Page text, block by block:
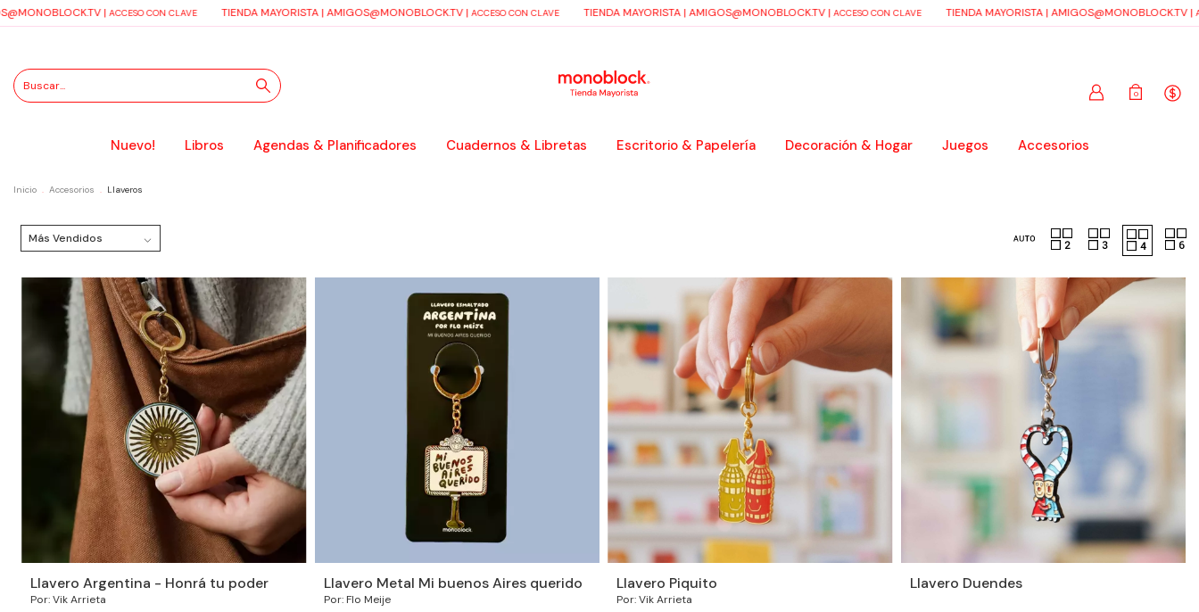
|ACCESO CON CLAVE TIENDA MAYORISTA |AMIGOS@MONOBLOCK.TV|ACCESO CON CLAVE TIENDA MAYORISTA |AMIGOS@MONOBLOCK.TV|ACCESO CON CLAVE TIENDA MAYORISTA |AMIGOS@MONOBLOCK.TV|
0
Nuevo! Libros Agendas & Planificadores Cuadernos & Libretas Escritorio & Papelería Decoración & Hogar Juegos Accesorios
Inicio . Accesorios . Llaveros
Llavero Argentina - Honrá tu poder
Por: Vik Arrieta
Llavero Metal Mi buenos Aires querido
Por: Flo Meije
Llavero Piquito
Por: Vik Arrieta
Llavero Duendes